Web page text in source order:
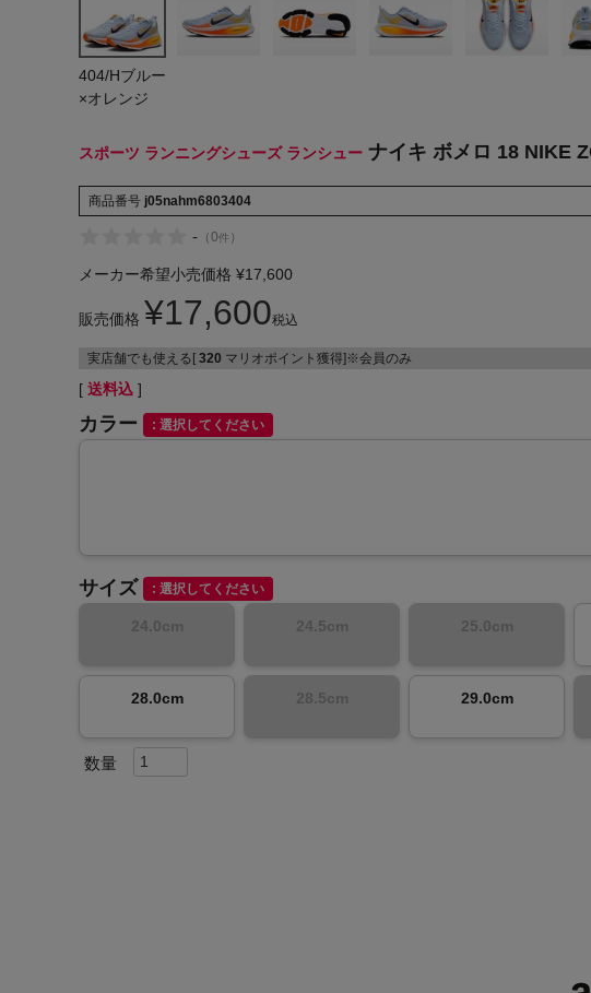
プレゼント
404/Hブルー
×オレンジ
スポーツ ランニングシューズ ランシュー ナイキ ボメロ 18 NIKE
商品番号 j05nahm6803404
- （0件 ）
メーカー希望小売価格 ¥17,600
販売価格 ¥17,600税込
実店舗でも使える[ 320 マリオポイント獲得]※会員のみ
送料込
カラー 選択してください
サイズ 選択してください
24.0cm 24.5cm 25.0cm
28.0cm 28.5cm 29.0cm